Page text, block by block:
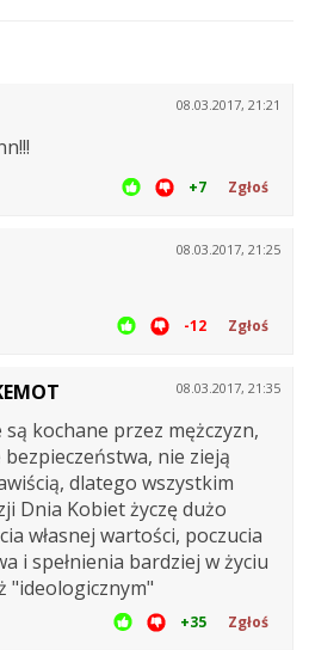
08.03.2017, 21:21
+7 Zgłoś
08.03.2017, 21:25
-12 Zgłoś
08.03.2017, 21:35
kochane przez mężczyzn,
bezpieczeństwa, nie zieją
dlatego wszystkim
Dnia Kobiet życzę dużo
własnej wartości, poczucia
i spełnienia bardziej w życiu
"ideologicznym"
+35 Zgłoś